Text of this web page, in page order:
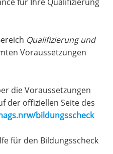
Qualifizierung und
Voraussetzungen
die Voraussetzungen
der offiziellen Seite des
bildungsscheck
für den Bildungsscheck